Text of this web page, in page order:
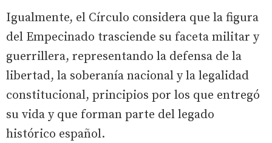
Igualmente, el Círculo considera que la figura
del Empecinado trasciende su faceta militar y
guerrillera, representando la defensa de la
libertad, la soberanía nacional y la legalidad
constitucional, principios por los que entregó
su vida y que forman parte del legado
histórico español.